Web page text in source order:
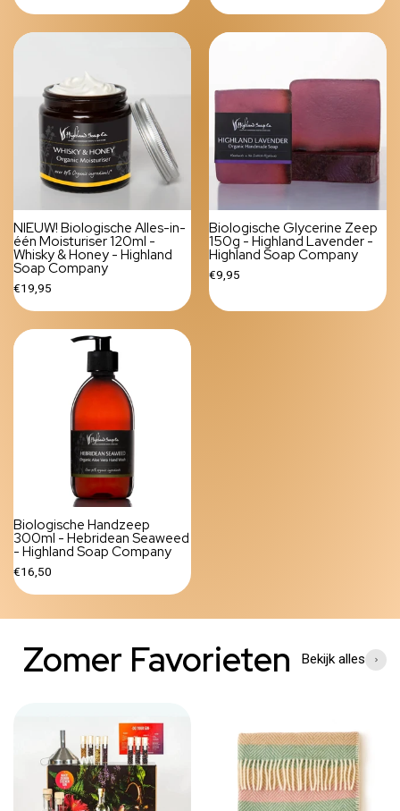
NIEUW! Biologische Alles-in-
één Moisturiser 120ml -
Whisky & Honey - Highland
Soap Company
€19,95
Biologische Glycerine Zeep
150g - Highland Lavender -
Highland Soap Company
€9,95
Biologische Handzeep
300ml - Hebridean Seaweed
- Highland Soap Company
€16,50
Zomer Favorieten Bekijk alles